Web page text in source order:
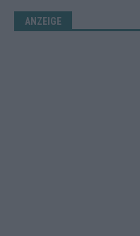
ANZEIGE